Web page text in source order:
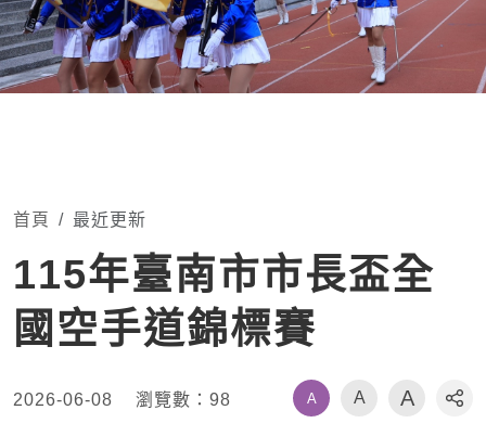
首頁 最近更新
115年臺南市市長盃全
國空手道錦標賽
2026-06-08 瀏覽數： 98 A A A
社